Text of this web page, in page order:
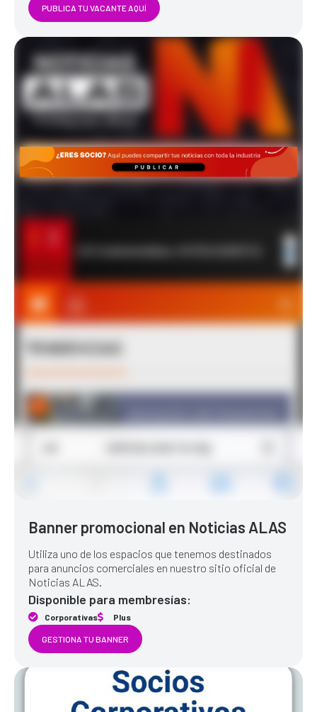
PUBLICA TU VACANTE AQUÍ
Banner promocional en Noticias ALAS
Utiliza uno de los espacios que tenemos destinados
para anuncios comerciales en nuestro sitio oficial de
Noticias ALAS.
Disponible para membresías:
Corporativas Plus
GESTIONA TU BANNER